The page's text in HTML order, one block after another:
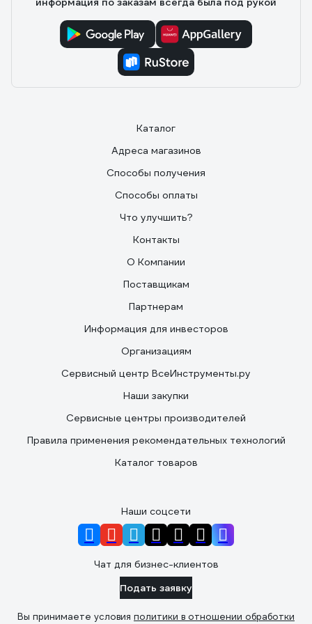
Каталог
Адреса магазинов
Способы получения
Способы оплаты
Что улучшить?
Контакты
О Компании
Поставщикам
Партнерам
Информация для инвесторов
Организациям
Сервисный центр ВсеИнструменты.ру
Наши закупки
Сервисные центры производителей
Правила применения рекомендательных технологий
Каталог товаров
Наши соцсети
Чат для бизнес-клиентов
Подать заявку
Вы принимаете условия политики в отношении обработки